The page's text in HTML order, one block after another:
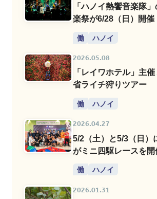
「ハノイ熱饗音楽隊
楽祭が6/28（日）開催
働 ハノイ
2026.05.08
「レイワホテル」主
省ライチ狩りツアー
働 ハノイ
2026.04.27
5/2（土）と5/3（日）
がミニ四駆レースを開
働 ハノイ
2026.01.31